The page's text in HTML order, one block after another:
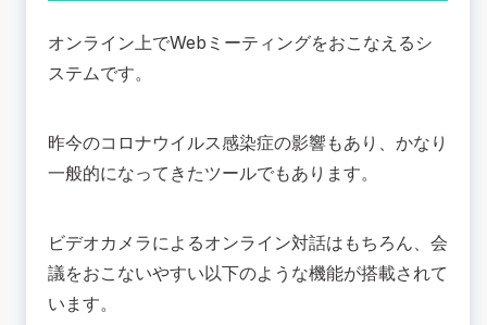
オンライン上でWebミーティングをおこなえるシ
ステムです。
昨今のコロナウイルス感染症の影響もあり、かなり
一般的になってきたツールでもあります。
ビデオカメラによるオンライン対話はもちろん、会
議をおこないやすい以下のような機能が搭載されて
います。